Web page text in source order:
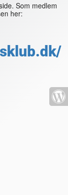
Som medlem
her: